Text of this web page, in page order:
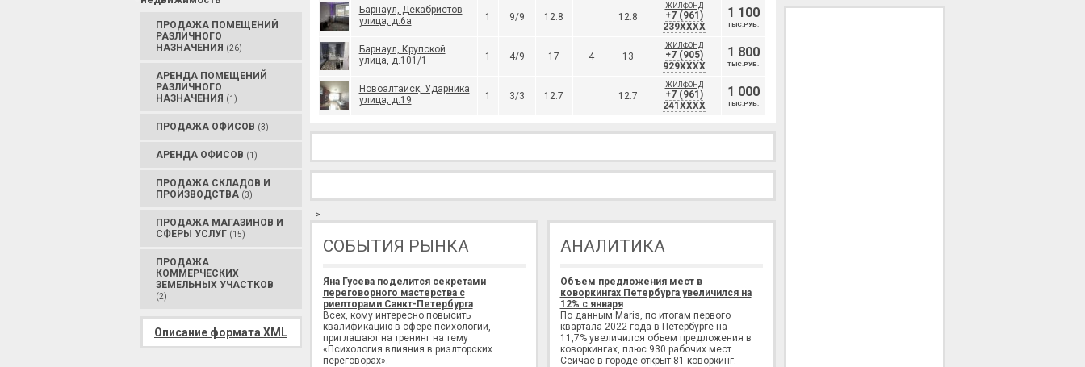
ПРОДАЖА ПОМЕЩЕНИЙ
РАЗЛИЧНОГО
НАЗНАЧЕНИЯ (26)
АРЕНДА ПОМЕЩЕНИЙ
РАЗЛИЧНОГО
НАЗНАЧЕНИЯ (1)
ПРОДАЖА ОФИСОВ (3)
АРЕНДА ОФИСОВ (1)
ПРОДАЖА СКЛАДОВ И
ПРОИЗВОДСТВА (3)
ПРОДАЖА МАГАЗИНОВ И
СФЕРЫ УСЛУГ (15)
ПРОДАЖА
КОММЕРЧЕСКИХ
ЗЕМЕЛЬНЫХ УЧАСТКОВ
(2)
Описание формата XML
Барнаул, Декабристов
улица, д.6а
1 9/9 12.8 12.8
ЖИЛФОНД
+7 (961)
239XXXX
1 100
ТЫС.РУБ.
Барнаул, Крупской
улица, д.101/1
1 4/9 17 4 13
ЖИЛФОНД
+7 (905)
929XXXX
1 800
ТЫС.РУБ.
Новоалтайск, Ударника
улица, д.19
1 3/3 12.7 12.7
ЖИЛФОНД
+7 (961)
241XXXX
1 000
ТЫС.РУБ.
-->
СОБЫТИЯ РЫНКА
Яна Гусева поделится секретами
переговорного мастерства с
риелторами Санкт-Петербурга
Всех, кому интересно повысить
квалификацию в сфере психологии,
приглашают на тренинг на тему
«Психология влияния в риэлторских
переговорах».
АНАЛИТИКА
Объем предложения мест в
коворкингах Петербурга увеличился на
12% с января
По данным Maris, по итогам первого
квартала 2022 года в Петербурге на
11,7% увеличился объем предложения в
коворкингах, плюс 930 рабочих мест.
Сейчас в городе открыт 81 коворкинг.